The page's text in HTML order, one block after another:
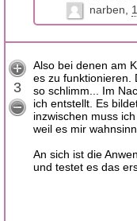
narben
3
Also bei denen am
es zu funktionieren.
so schlimm... Im
ich entstellt. Es
inzwischen muss
weil es mir
An sich ist die
und testet es das